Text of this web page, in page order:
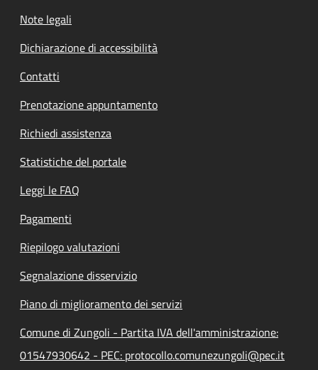
Note legali
Dichiarazione di accessibilità
Contatti
Prenotazione appuntamento
Richiedi assistenza
Statistiche del portale
Leggi le FAQ
Pagamenti
Riepilogo valutazioni
Segnalazione disservizio
Piano di miglioramento dei servizi
Comune di Zungoli - Partita IVA dell'amministrazione:
01547930642 - PEC: protocollo.comunezungoli@pec.it